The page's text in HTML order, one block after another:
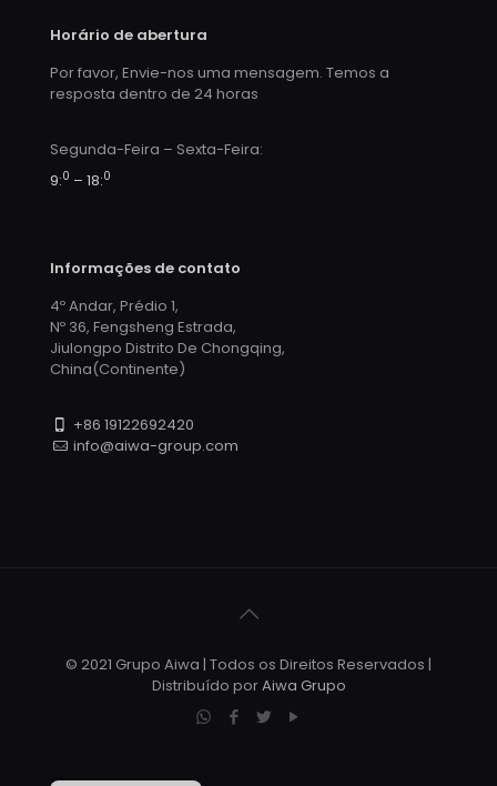
Horário de abertura
Por favor, Envie-nos uma mensagem. Temos a
resposta dentro de 24 horas
Segunda-Feira – Sexta-Feira:
9:0 – 18:0
Informações de contato
4º Andar, Prédio 1,
Nº 36, Fengsheng Estrada,
Jiulongpo Distrito De Chongqing,
China(Continente)
+86 19122692420
info@aiwa-group.com
© 2021 Grupo Aiwa | Todos os Direitos Reservados |
Distribuído porAiwa Grupo